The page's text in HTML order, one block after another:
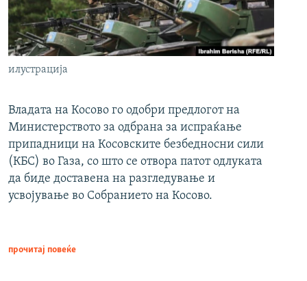
илустрација
Владата на Косово го одобри предлогот на
Министерството за одбрана за испраќање
припадници на Косовските безбедносни сили
(КБС) во Газа, со што се отвора патот одлуката
да биде доставена на разгледување и
усвојување во Собранието на Косово.
прочитај повеќе